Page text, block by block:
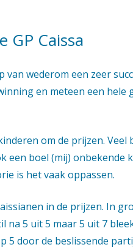
GP Caissa
wederom een zeer
en meteen een hele
om de prijzen. Veel
een boel (mij) onbekende
is het vaak oppassen.
in de prijzen. In
na 5 uit 5 maar 5 uit 7
5 door de beslissende